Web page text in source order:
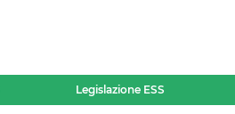
Legislazione ESS